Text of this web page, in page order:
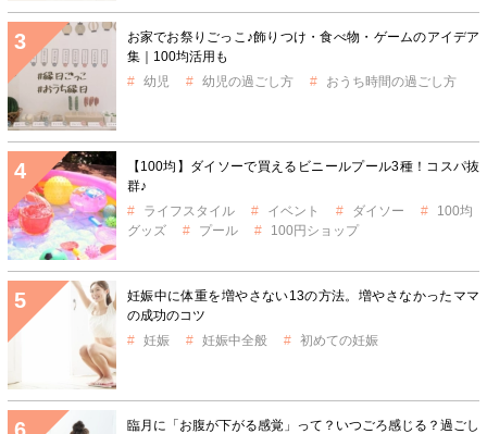
お家でお祭りごっこ♪飾りつけ・食べ物・ゲームのアイデア
集｜100均活用も
幼児
幼児の過ごし方 おうち時間の過ごし方
【100均】ダイソーで買えるビニールプール3種！コスパ抜
群♪
ライフスタイル
イベント ダイソー
100均
グッズ
プール 100円ショップ
妊娠中に体重を増やさない13の方法。増やさなかったママ
の成功のコツ
妊娠
妊娠中全般 初めての妊娠
臨月に「お腹が下がる感覚」って？いつごろ感じる？過ごし